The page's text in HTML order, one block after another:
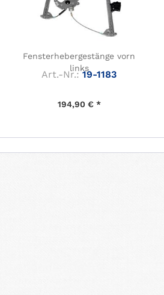
Fensterhebergestänge vorn
links
Art.-Nr.: 19-1183
194,90 € *